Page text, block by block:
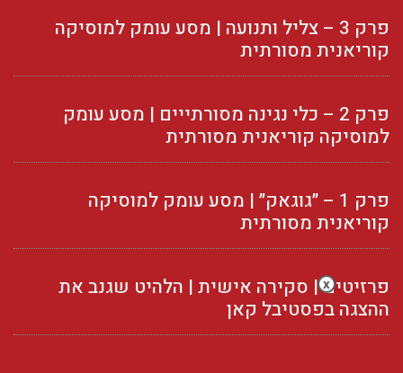
פרק 3 – צליל ותנועה | מסע עומק למוסיקה
קוריאנית מסורתית
פרק 2 – כלי נגינה מסורתייים | מסע עומק
למוסיקה קוריאנית מסורתית
פרק 1 – ״גוגאק״ | מסע עומק למוסיקה
קוריאנית מסורתית
פרזיטים | סקירה אישית | הלהיט שגנב את
ההצגה בפסטיבל קאן
x